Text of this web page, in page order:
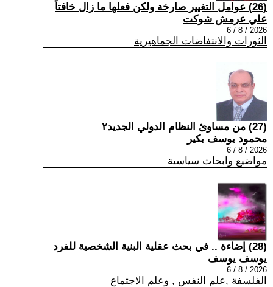
(26) عوامل التغيير صارخة ولكن فعلها ما زال خافتاً
علي عرمش شوكت
2026 / 8 / 6
الثورات والانتفاضات الجماهيرية
(27) من مساوئ النظام الدولي الجديد٢
محمود يوسف بكير
2026 / 8 / 6
مواضيع وابحاث سياسية
(28) إضاءة .. في بحث عقلية البنية الشخصية للفرد
يوسف يوسف
2026 / 8 / 6
الفلسفة ,علم النفس , وعلم الاجتماع